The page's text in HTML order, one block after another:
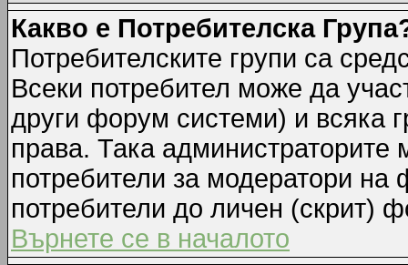
Какво е Потребителска
Потребителските групи са
Всеки потребител може да
други форум системи) и всяка
права. Така администраторите
потребители за модератори
потребители до личен (скрит)
Върнете се в началото